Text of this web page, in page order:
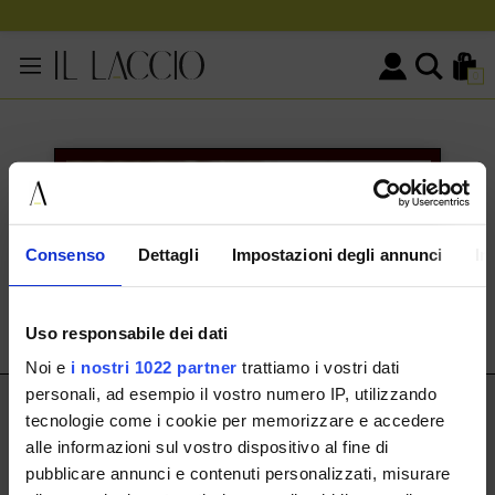
Consenso Dettagli Impostazioni degli annunci
Uso responsabile dei dati
Noi e i nostri 1022 partner trattiamo i vostri dati
personali, ad esempio il vostro numero IP, utilizzando
tecnologie come i cookie per memorizzare e accedere
alle informazioni sul vostro dispositivo al fine di
pubblicare annunci e contenuti personalizzati, misurare
0
KONTAKTINFORMATIONEN
Via Cassala 20 25126 Brescia
+393291008001
IL LACCIO
IL LACCIO